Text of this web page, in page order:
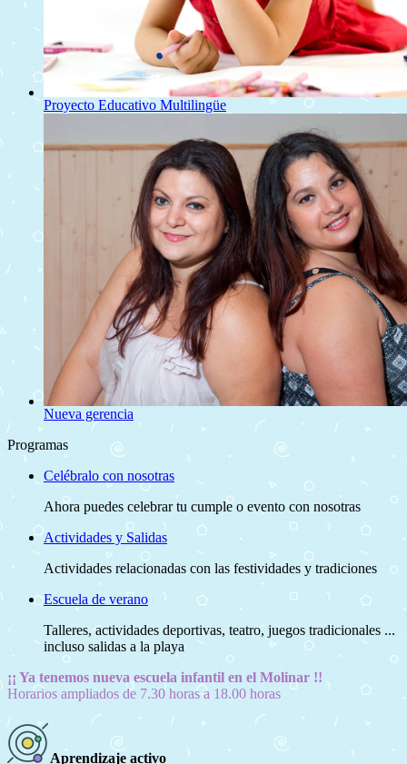
Proyecto Educativo Multilingüe
Nueva gerencia
Programas
Celébralo con nosotras
Ahora puedes celebrar tu cumple o evento con nosotras
Actividades y Salidas
Actividades relacionadas con las festividades y tradiciones
Escuela de verano
Talleres, actividades deportivas, teatro, juegos tradicionales ...
incluso salidas a la playa
¡¡ Ya tenemos nueva escuela infantil en el Molinar !!
Horarios ampliados de 7.30 horas a 18.00 horas
Aprendizaje activo